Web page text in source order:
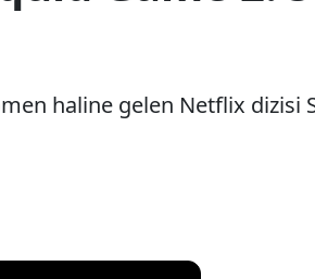
haline gelen Netflix dizisi